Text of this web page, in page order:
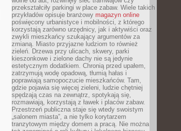
przekształciły parkingi w place zabaw. Wiele takich
przykładów opisuje branżowy magazyn online
poświęcony urbanistyce i mobilności, z którego
korzystają zarówno urzędnicy, jak i aktywiści oraz
zwykli mieszkańcy szukający argumentów za
zmianą. Miasto przyjazne ludziom to również
zieleń. Drzewa przy ulicach, skwery, parki
kieszonkowe i zielone dachy nie są jedynie
estetycznym dodatkiem. Chronią przed upałem,
zatrzymują wodę opadową, tłumią hałas i
poprawiają samopoczucie mieszkańców. Tam,
gdzie pojawia się więcej zieleni, ludzie chętniej
spędzają czas na zewnątrz, spotykają się,
rozmawiają, korzystają z ławek i placów zabaw.
Przestrzeń publiczna staje się wtedy swoistym
„salonem miasta”, a nie tylko korytarzem
tranzytowym między domem a pracą. Nie można